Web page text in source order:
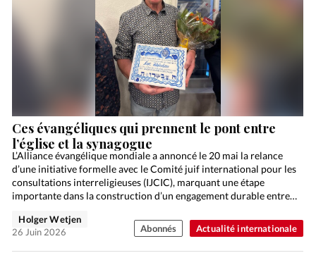
Actualité internationale
Ces évangéliques qui prennent le pont entre
l’église et la synagogue
L’Alliance évangélique mondiale a annoncé le 20 mai la relance
d’une initiative formelle avec le Comité juif international pour les
consultations interreligieuses (IJCIC), marquant une étape
importante dans la construction d’un engagement durable entre
Holger Wetjen
26 Juin 2026
Abonnés